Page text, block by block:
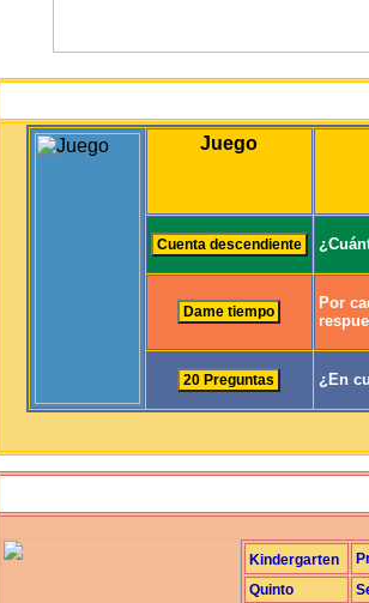
Juego
Por
¿En
Kindergarten
Quinto